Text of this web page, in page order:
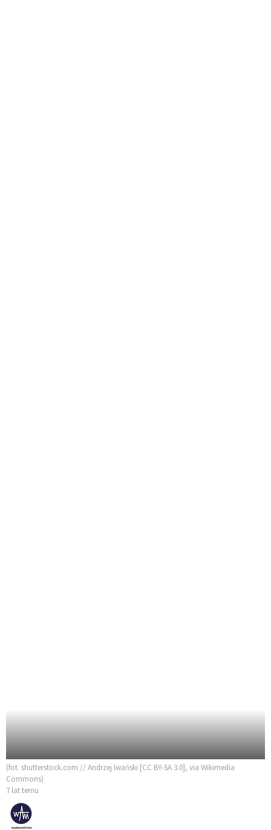
(fot. shutterstock.com // Andrzej Iwański [CC BY-SA 3.0], via Wikimedia
Commons)
7 lat temu